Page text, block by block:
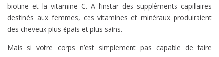
biotine et la vitamine C. A l’instar des suppléments capillaires
destinés aux femmes, ces vitamines et minéraux produiraient
des cheveux plus épais et plus sains.
Mais si votre corps n’est simplement pas capable de faire